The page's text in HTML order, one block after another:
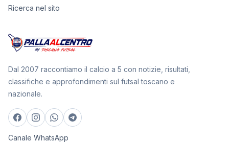
Ricerca nel sito
Dal 2007 raccontiamo il calcio a 5 con notizie, risultati,
classifiche e approfondimenti sul futsal toscano e
nazionale.
Canale WhatsApp